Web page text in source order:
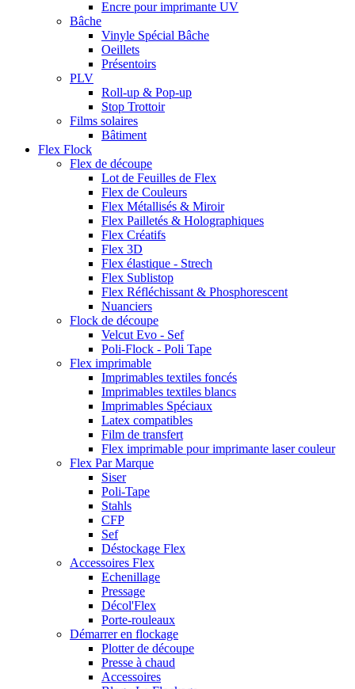
Encre pour imprimante UV
Bâche
Vinyle Spécial Bâche
Oeillets
Présentoirs
PLV
Roll-up & Pop-up
Stop Trottoir
Films solaires
Bâtiment
Flex Flock
Flex de découpe
Lot de Feuilles de Flex
Flex de Couleurs
Flex Métallisés & Miroir
Flex Pailletés & Holographiques
Flex Créatifs
Flex 3D
Flex élastique - Strech
Flex Sublistop
Flex Réfléchissant & Phosphorescent
Nuanciers
Flock de découpe
Velcut Evo - Sef
Poli-Flock - Poli Tape
Flex imprimable
Imprimables textiles foncés
Imprimables textiles blancs
Imprimables Spéciaux
Latex compatibles
Film de transfert
Flex imprimable pour imprimante laser couleur
Flex Par Marque
Siser
Poli-Tape
Stahls
CFP
Sef
Déstockage Flex
Accessoires Flex
Echenillage
Pressage
Décol'Flex
Porte-rouleaux
Démarrer en flockage
Plotter de découpe
Presse à chaud
Accessoires